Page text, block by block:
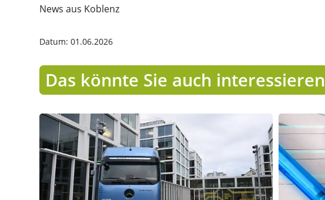
News aus Koblenz
Datum: 01.06.2026
Das könnte Sie auch interessieren